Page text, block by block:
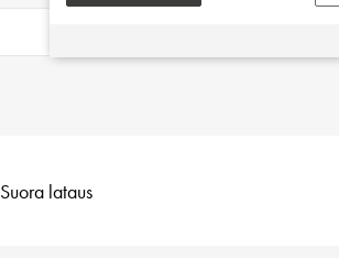
Suora lataus